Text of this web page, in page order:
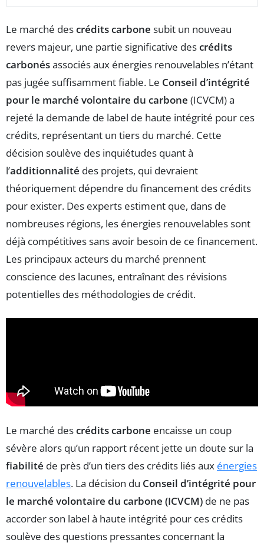
Le marché descrédits carbone subit un nouveau
revers majeur, une partie significative descrédits
carbonésassociés aux énergies renouvelables n’étant
pas jugée suffisamment fiable. Le Conseil d’intégrité
pour le marché volontaire du carbone (ICVCM) a
rejeté la demande de label de haute intégrité pour ces
crédits, représentant un tiers du marché. Cette
décision soulève des inquiétudes quant à
l’additionnalité des projets, qui devraient
théoriquement dépendre du financement des crédits
pour exister. Des experts estiment que, dans de
nombreuses régions, les énergies renouvelables sont
déjà compétitives sans avoir besoin de ce financement.
Les principaux acteurs du marché prennent
conscience des lacunes, entraînant des révisions
potentielles des méthodologies de crédit.
Le marché descrédits carbone encaisse un coup
sévère alors qu’un rapport récent jette un doute sur la
fiabilité de près d’un tiers des crédits liés aux énergies
renouvelables. La décision du Conseil d’intégrité pour
le marché volontaire du carbone (ICVCM) de ne pas
accorder son label à haute intégrité pour ces crédits
soulève des questions pressantes concernant la